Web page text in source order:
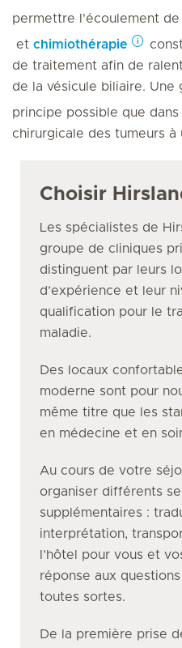
permettre l'écoulement de
et chimiothérapie
de traitement afin de
de la vésicule biliaire.
principe possible que
chirurgicale des tumeurs à
Choisir
Les spécialistes de
groupe de cliniques
distinguent par leurs
d’expérience et leur
qualification pour le
maladie.
Des locaux
moderne sont pour
même titre que les
en médecine et en
Au cours de votre
organiser différents
supplémentaires :
interprétation,
l’hôtel pour vous et
réponse aux
toutes sortes.
De la première prise